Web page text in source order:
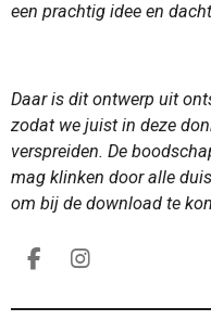
een prachtig idee en
Daar is dit ontwerp uit
zodat we juist in deze
verspreiden. De
mag klinken door alle
om bij de download te
F
c
I
s